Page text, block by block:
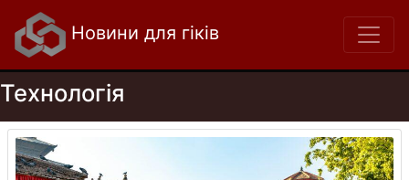
Новини для гіків
Технологія